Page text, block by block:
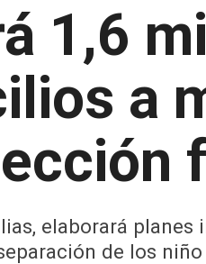
1,6
a
elaborará planes
de los niño